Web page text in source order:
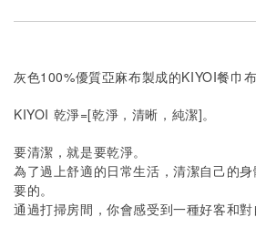
灰色100%優質亞麻布製成的KIYOI餐巾布
KIYOI 乾淨=[乾淨，清晰，純潔]。
要清潔，就是要乾淨。
為了過上舒適的日常生活，清潔自己的
要的。
通過打掃房間，你會感受到一種好客和對